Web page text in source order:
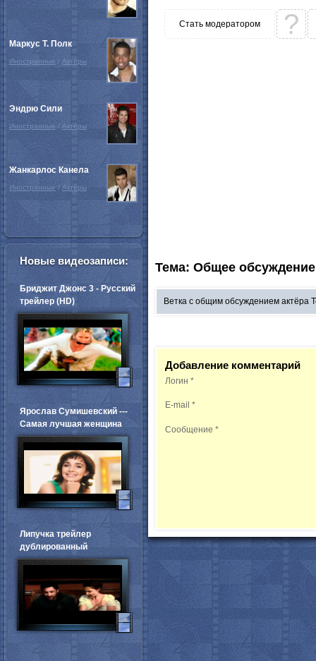
Стать модератором ?
Тема: Общее обсуждение
Ветка с общим обсуждением актёра
Добавление комментарий
Логин *
E-mail *
Сообщение *
Маркус Т. Полк
Иностранные / Актёры
Эндрю Сили
Иностранные / Актёры
Жанкарлос Канела
Иностранные / Актёры
Новые видеозаписи:
Бриджит Джонс 3 - Русский
трейлер (HD)
Ярослав Сумишевский ---
Самая лучшая женщина
Липучка трейлер
дублированный